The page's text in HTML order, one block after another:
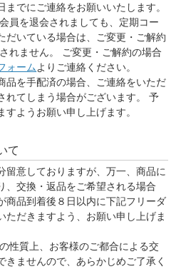
までにご連絡をお願いいたします。
員を退会されましても、定期コー
だいている場合は、ご変更・ご解約
れません。 ご変更・ご解約の場合
ォーム よりご連絡ください。
品を手配済の場合、ご連絡をいただ
れてしまう場合がございます。 予
すようお願い申し上げます。
て
留意しておりますが、万一、商品に
、交換・返品をご希望される場合
商品到着後８日以内に下記フリーダ
ただきますよう、お願い申し上げま
性質上、お客様のご都合による交
きませんので、あらかじめご了承く